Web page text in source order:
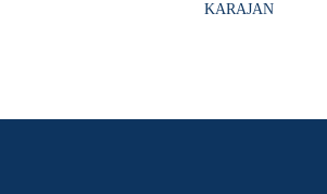
KARAJAN